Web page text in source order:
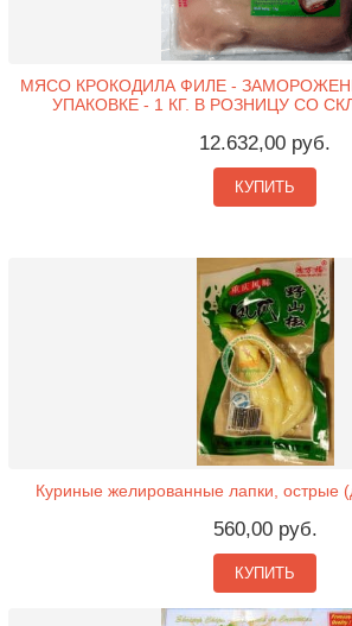
МЯСО КРОКОДИЛА ФИЛЕ -
УПАКОВКЕ - 1 КГ. В РОЗНИЦУ СО
12.632,00 руб.
КУПИТЬ
Куриные желированные лапки, острые
560,00 руб.
КУПИТЬ